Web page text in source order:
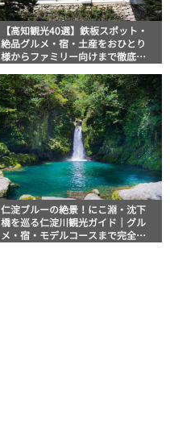
【高知観光40選】鉄板スポット・
絶品グルメ・宿・土産をおひとり
様からファミリー向けまで徹底解
仁淀ブルーの絶景！にこ淵・沈下
橋を巡る仁淀川観光ガイド｜グル
メ・宿・モデルコースまで完全網